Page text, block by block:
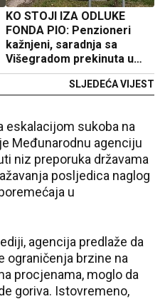
KO STOJI IZA ODLUKE
FONDA PIO: Penzioneri
kažnjeni, saradnja sa
Višegradom prekinuta u
duhu antisrpske politike
SLJEDEĆA VIJEST
eskalacijom sukoba na
Međunarodnu agenciju
niz preporuka državama
posljedica naglog
u
agencija predlaže da
ograničenja brzine na
procjenama, moglo da
goriva. Istovremeno,